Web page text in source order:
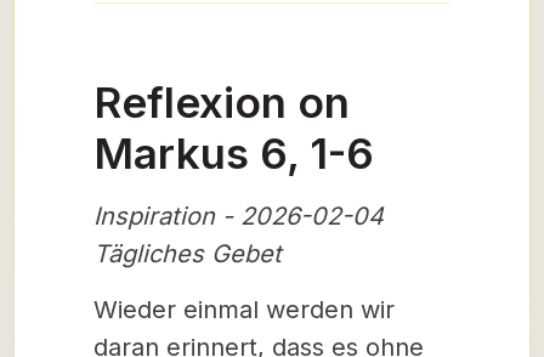
Reflexion on
Markus 6, 1-6
Inspiration - 2026-02-04
Tägliches Gebet
Wieder einmal werden wir
daran erinnert, dass es ohne